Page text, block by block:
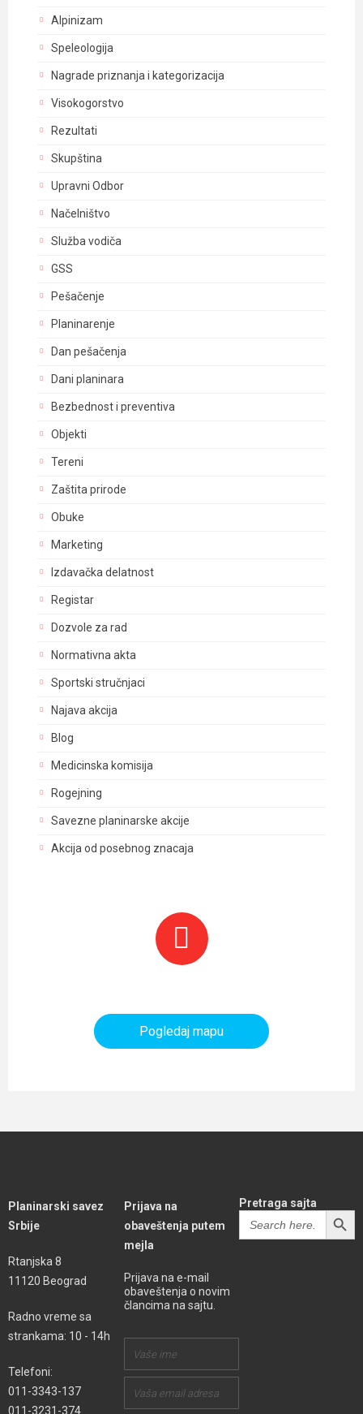
Alpinizam
Speleologija
Nagrade priznanja i kategorizacija
Visokogorstvo
Rezultati
Skupština
Upravni Odbor
Načelništvo
Služba vodiča
GSS
Pešačenje
Planinarenje
Dan pešačenja
Dani planinara
Bezbednost i preventiva
Objekti
Tereni
Zaštita prirode
Obuke
Marketing
Izdavačka delatnost
Registar
Dozvole za rad
Normativna akta
Sportski stručnjaci
Najava akcija
Blog
Medicinska komisija
Rogejning
Savezne planinarske akcije
Akcija od posebnog znacaja
Pogledaj mapu
Planinarski savez
Srbije
Rtanjska 8
11120 Beograd
Radno vreme sa
strankama: 10 - 14h
Telefoni:
011-3343-137
011-3231-374
Prijava na
obaveštenja putem
mejla
Prijava na e-mail
obaveštenja o novim
člancima na sajtu.
Pretraga sajta
Search
for:
SEARCH